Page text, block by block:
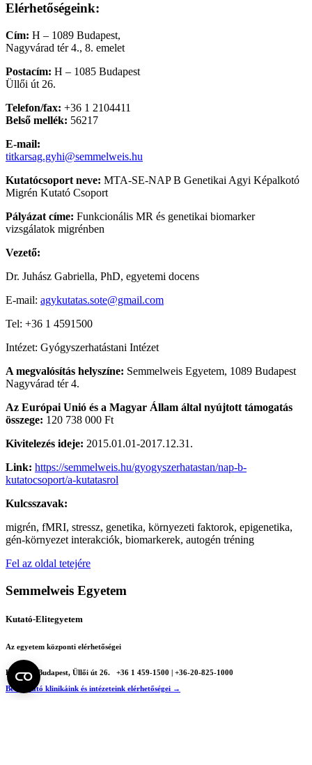
Elérhetőségeink:
Cím: H – 1089 Budapest,
Nagyvárad tér 4., 8. emelet
Postacím: H – 1085 Budapest
Üllői út 26.
Telefon/fax: +36 1 2104411
Belső mellék: 56217
E-mail:
titkarsag.gyhi@semmelweis.hu
Kutatócsoport neve: MTA-SE-NAP B Genetikai Agyi Képalkotó
Migrén Kutató Csoport
Pályázat címe: Funkcionális MR és genetikai biomarker
vizsgálatok migrénben
Vezető:
Dr. Juhász Gabriella, PhD, egyetemi docens
E-mail: agykutatas.sote@gmail.com
Tel: +36 1 4591500
Intézet: Gyógyszerhatástani Intézet
A megvalósítás helyszíne: Semmelweis Egyetem, 1089 Budapest
Nagyvárad tér 4.
Az Európai Unió és a Magyar Állam által nyújtott támogatás
összege: 120 738 000 Ft
Kivitelezés ideje: 2015.01.01-2017.12.31.
Link: https://semmelweis.hu/gyogyszerhatastan/nap-b-
kutatocsoport/a-kutatasrol
Kulcsszavak:
migrén, fMRI, stressz, genetika, környezeti faktorok, epigenetika,
gén-környezet interakciók, biomarkerek, autogén tréning
Fel az oldal tetejére
Semmelweis Egyetem
Kutató-Elitegyetem
Az egyetem központi elérhetőségei
H - 1085 Budapest, Üllői út 26.
+36 1 459-1500 | +36-20-825-1000
Betegellátó klinikáink és intézeteink elérhetőségei →